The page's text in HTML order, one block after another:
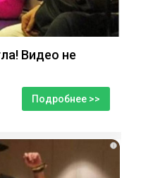
Видео не
Подробнее >>
i